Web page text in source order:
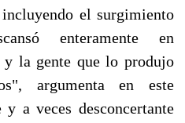
el surgimiento
enteramente en
y la gente que lo produjo
argumenta en este
y a veces desconcertante